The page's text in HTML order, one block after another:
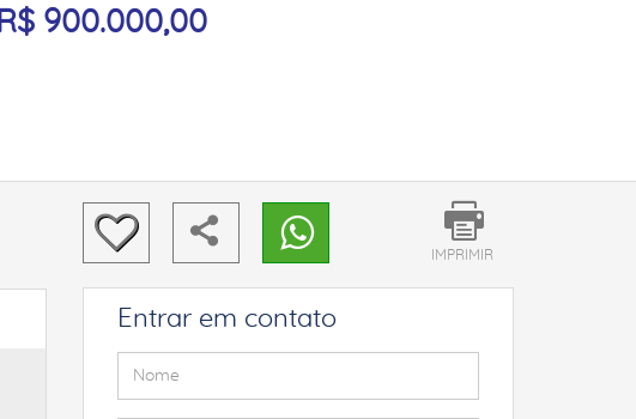
R$ 900.000,00
IMPRIMIR
Entrar em contato